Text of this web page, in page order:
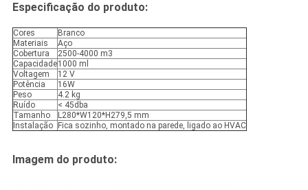
Especificação do produto:
Cores
Branco
Materiais
Aço
Cobertura
2500-4000 m3
Capacidade1000 ml
Voltagem
12 V
Potência
16W
Peso
4.2 kg
Ruído
< 45dba
Tamanho
L280*W120*H279,5 mm
Instalação
Fica sozinho, montado na parede, ligado ao HVAC
Imagem do produto: